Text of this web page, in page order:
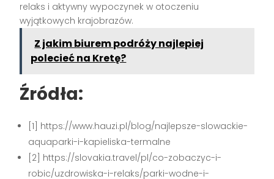
relaks i aktywny wypoczynek w otoczeniu
wyjątkowych krajobrazów.
Z jakim biurem podróży najlepiej
polecieć na Kretę?
Źródła:
[1] https://www.hauzi.pl/blog/najlepsze-slowackie-
aquaparki-i-kapieliska-termalne
[2] https://slovakia.travel/pl/co-zobaczyc-i-
robic/uzdrowiska-i-relaks/parki-wodne-i-